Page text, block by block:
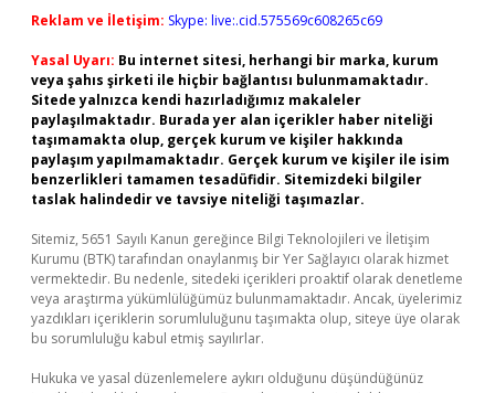
Reklam ve İletişim: Skype: live:.cid.575569c608265c69
Yasal Uyarı: Bu internet sitesi, herhangi bir marka, kurum
veya şahıs şirketi ile hiçbir bağlantısı bulunmamaktadır.
Sitede yalnızca kendi hazırladığımız makaleler
paylaşılmaktadır. Burada yer alan içerikler haber niteliği
taşımamakta olup, gerçek kurum ve kişiler hakkında
paylaşım yapılmamaktadır. Gerçek kurum ve kişiler ile isim
benzerlikleri tamamen tesadüfidir. Sitemizdeki bilgiler
taslak halindedir ve tavsiye niteliği taşımazlar.
Sitemiz, 5651 Sayılı Kanun gereğince Bilgi Teknolojileri ve İletişim
Kurumu (BTK) tarafından onaylanmış bir Yer Sağlayıcı olarak hizmet
vermektedir. Bu nedenle, sitedeki içerikleri proaktif olarak denetleme
veya araştırma yükümlülüğümüz bulunmamaktadır. Ancak, üyelerimiz
yazdıkları içeriklerin sorumluluğunu taşımakta olup, siteye üye olarak
bu sorumluluğu kabul etmiş sayılırlar.
Hukuka ve yasal düzenlemelere aykırı olduğunu düşündüğünüz